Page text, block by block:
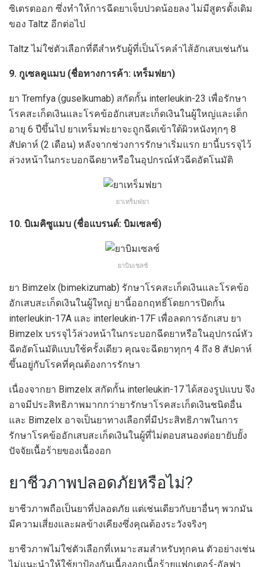
ซิเตรตออก ซึ่งทำให้การฉีดยาเจ็บปวดน้อยลง ไม่มีสูตรดั้งเดิม
ของ Taltz อีกต่อไป
Taltz ไม่ใช่ตัวเลือกที่ดีสำหรับผู้ที่เป็นโรคลำไส้อักเสบเช่นกัน
9. กูเซลคูแมบ (ชื่อทางการค้า: เทร็มฟยา)
ยา Tremfya (guselkumab) สกัดกั้น interleukin-23 เพื่อรักษา
โรคสะเก็ดเงินและโรคข้ออักเสบสะเก็ดเงินในผู้ใหญ่และเด็ก
อายุ 6 ปีขึ้นไป ยาเทร็มฟะยาจะถูกฉีดเข้าใต้ผิวหนังทุกๆ 8
สัปดาห์ (2 เดือน) หลังจากช่วงการรักษาเริ่มแรก ยานี้บรรจุไว้
ล่วงหน้าในกระบอกฉีดยาหรือในอุปกรณ์หัวฉีดอัตโนมัติ
ยาเทร็มฟยา
10. บิเมคิซูแมบ (ชื่อแบรนด์: บิมเซลซ์)
ยาบิมเซลซ์
ยา Bimzelx (bimekizumab) รักษาโรคสะเก็ดเงินและโรคข้อ
อักเสบสะเก็ดเงินในผู้ใหญ่ ยานี้ออกฤทธิ์โดยการปิดกั้น
interleukin-17A และ interleukin-17F เพื่อลดการอักเสบ ยา
Bimzelx บรรจุไว้ล่วงหน้าในกระบอกฉีดยาหรือในอุปกรณ์หัว
ฉีดอัตโนมัติแบบใช้ครั้งเดียว คุณจะฉีดยาทุกๆ 4 ถึง 8 สัปดาห์
ขึ้นอยู่กับโรคที่คุณต้องการรักษา
เนื่องจากยา Bimzelx สกัดกั้น interleukin-17 ได้สองรูปแบบ จึง
อาจมีประสิทธิภาพมากกว่ายารักษาโรคสะเก็ดเงินชนิดอื่น
และ Bimzelx อาจเป็นยาทางเลือกที่มีประสิทธิภาพในการ
รักษาโรคข้ออักเสบสะเก็ดเงินในผู้ที่ไม่ตอบสนองต่อยายับยั้ง
ปัจจัยเนื้อร้ายของเนื้องอก
ยาชีวภาพปลอดภัยหรือไม่?
ยาชีวภาพถือเป็นยาที่ปลอดภัย แต่เช่นเดียวกับยาอื่นๆ พวกมัน
มีความเสี่ยงและผลข้างเคียงซึ่งคุณต้องระวังจริงๆ
ยาชีวภาพไม่ใช่ตัวเลือกที่เหมาะสมสำหรับทุกคน ตัวอย่างเช่น
ไม่แนะนำให้ใช้ยาป้องกันเนื้องอกเนื้อร้ายแฟกเตอร์-อัลฟา